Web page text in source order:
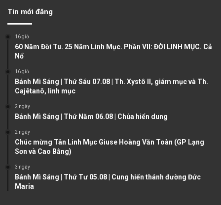
u
e
g
Tin mới đăng
16 giờ
60 Năm Đời Tu. 25 Năm Linh Mục. Phần VII: ĐỜI LINH MỤC. Cả
Nổ
16 giờ
Bánh Mì Sáng | Thứ Sáu 07.08 | Th. Xystô II, giám mục và Th.
Cajêtanô, linh mục
2 ngày
Bánh Mì Sáng | Thứ Năm 06.08 | Chúa hiển dung
2 ngày
Chúc mừng Tân Linh Mục Giuse Hoàng Văn Toàn (GP Lạng
Sơn và Cao Bằng)
3 ngày
Bánh Mì Sáng | Thứ Tư 05.08 | Cung hiến thánh đường Đức
Maria